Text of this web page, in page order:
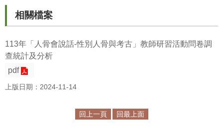
息
參
觀
展
覽
相關檔案
113年「人骨會說話-性別人骨與考古」教師研習活動問卷調
查統計及分析
pdf
上版日期：2024-11-14
回上一頁 回最上面